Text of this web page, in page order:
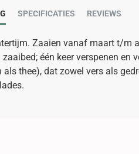
SPECIFICATIES REVIEWS
Zaaien vanaf maart t/m
zaaibed; één keer verspenen
als thee), dat zowel vers als